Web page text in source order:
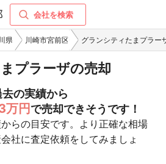
会社を検索
県 川崎市宮前区 グランシティたまプラー
プラーザの売却
の実績から
万円で売却できそうです！
らの目安です。より正確な相場
社に査定依頼をしてみましょ